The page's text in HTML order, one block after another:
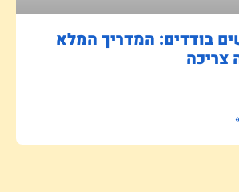
בודדים: המדריך המלא